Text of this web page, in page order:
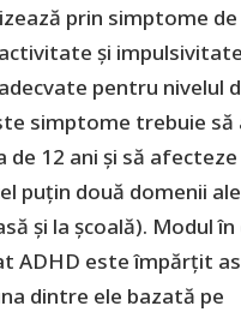
prin simptome de
și
pentru nivelul
simptome trebuie să
12 ani și să afecteze
puțin două domenii
și la școală). Modul în
ADHD este împărțit
dintre ele bazată pe